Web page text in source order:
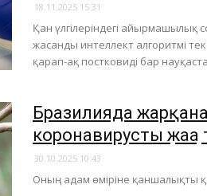
18.11.2025 15:31
Қан үлгілеріндегі
жасанды интеллект алгоритмі
қарап-ақ постковиді бар
Бразилияда
коронавирустың
30.10.2025 10:43
​Оның адам өміріне қаншалықты